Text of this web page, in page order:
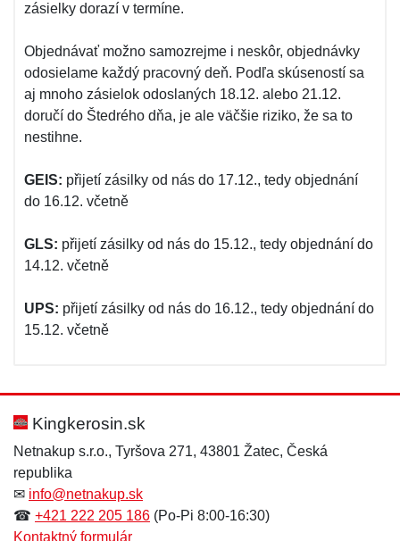
zásielky dorazí v termíne.
Objednávať možno samozrejme i neskôr, objednávky
odosielame každý pracovný deň. Podľa skúseností sa
aj mnoho zásielok odoslaných 18.12. alebo 21.12.
doručí do Štedrého dňa, je ale väčšie riziko, že sa to
nestihne.
GEIS: přijetí zásilky od nás do 17.12., tedy objednání
do 16.12. včetně
GLS: přijetí zásilky od nás do 15.12., tedy objednání do
14.12. včetně
UPS: přijetí zásilky od nás do 16.12., tedy objednání do
15.12. včetně
Kingkerosin.sk
Netnakup s.r.o., Tyršova 271, 43801 Žatec, Česká
republika
✉ info@netnakup.sk
☎ +421 222 205 186 (Po-Pi 8:00-16:30)
Kontaktný formulár